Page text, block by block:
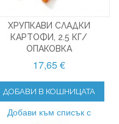
ХРУПКАВИ СЛАДКИ
КАРТОФИ, 2.5 КГ/
ОПАКОВКА
17,65 €
ДОБАВИ В КОШНИЦАТА
Добави към списък с